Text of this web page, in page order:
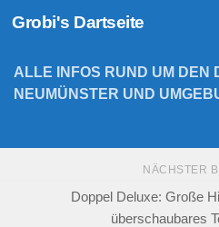
Zum Inhalt springen
Grobi's Dartseite
ALLE INFOS RUND UM DEN
NEUMÜNSTER UND
NÄCHSTER
Doppel Deluxe: Große
überschaubares